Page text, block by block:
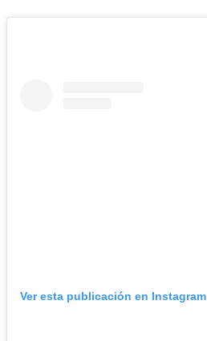
Ver esta publicación en Instagram